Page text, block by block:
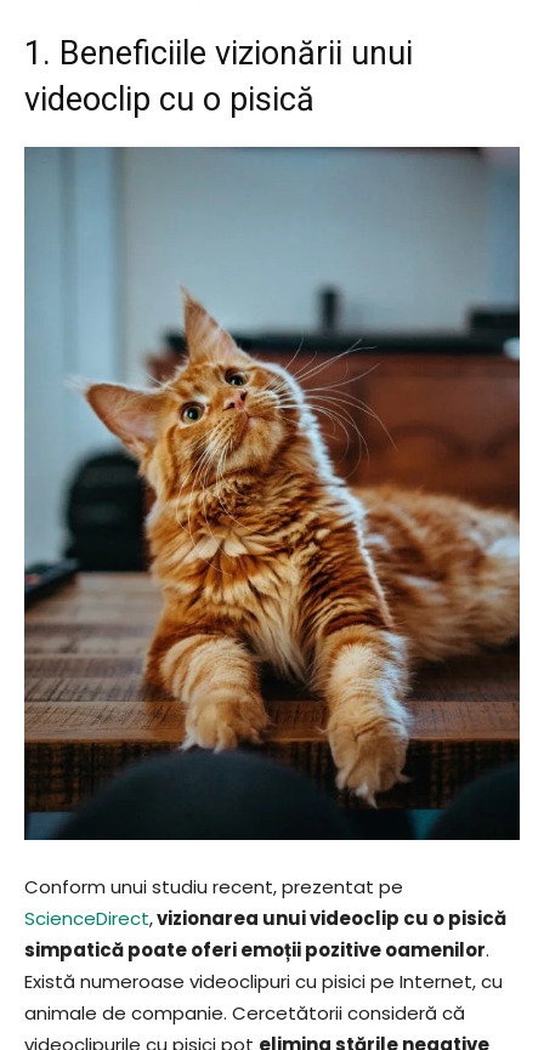
1. Beneficiile vizionării unui
videoclip cu o pisică
Conform unui studiu recent, prezentat pe
ScienceDirect,vizionarea unui videoclip cu o pisică
simpatică poate oferi emoții pozitive oamenilor.
Există numeroase videoclipuri cu pisici pe Internet, cu
animale de companie. Cercetătorii consideră că
videoclipurile cu pisici pot elimina stările negative